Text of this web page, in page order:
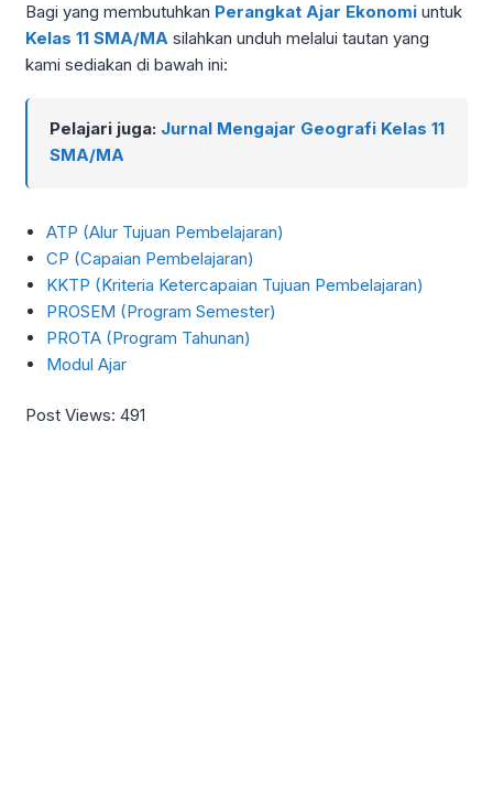
Bagi yang membutuhkan Perangkat Ajar Ekonomi untuk
Kelas 11 SMA/MA silahkan unduh melalui tautan yang
kami sediakan di bawah ini:
Pelajari juga: Jurnal Mengajar Geografi Kelas 11
SMA/MA
ATP (Alur Tujuan Pembelajaran)
CP (Capaian Pembelajaran)
KKTP (Kriteria Ketercapaian Tujuan Pembelajaran)
PROSEM (Program Semester)
PROTA (Program Tahunan)
Modul Ajar
Post Views: 491